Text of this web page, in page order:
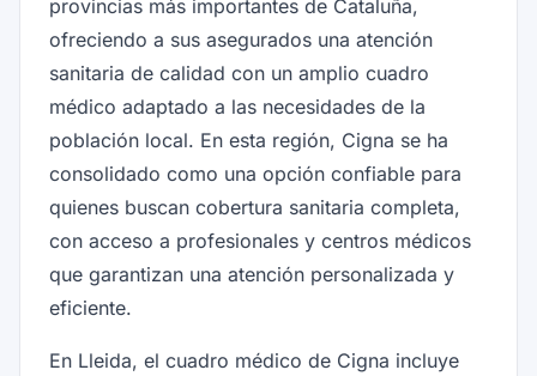
provincias más importantes de Cataluña,
ofreciendo a sus asegurados una atención
sanitaria de calidad con un amplio cuadro
médico adaptado a las necesidades de la
población local. En esta región, Cigna se ha
consolidado como una opción confiable para
quienes buscan cobertura sanitaria completa,
con acceso a profesionales y centros médicos
que garantizan una atención personalizada y
eficiente.
En Lleida, el cuadro médico de Cigna incluye